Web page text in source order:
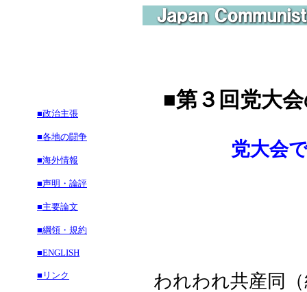
■政治主張
■各地の闘争
■海外情報
■声明・論評
■主要論文
■綱領・規約
■ENGLISH
■リンク
■第３回党大
党大会
われわれ共産同（